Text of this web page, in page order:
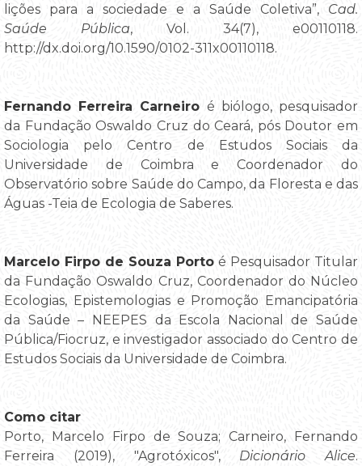
lições para a sociedade e a Saúde Coletiva”, Cad.
Saúde Pública, Vol. 34(7), e00110118.
http://dx.doi.org/10.1590/0102-311x00110118.
Fernando Ferreira Carneiro é biólogo, pesquisador
da Fundação Oswaldo Cruz do Ceará, pós Doutor em
Sociologia pelo Centro de Estudos Sociais da
Universidade de Coimbra e Coordenador do
Observatório sobre Saúde do Campo, da Floresta e das
Águas -Teia de Ecologia de Saberes.
Marcelo Firpo de Souza Porto é Pesquisador Titular
da Fundação Oswaldo Cruz, Coordenador do Núcleo
Ecologias, Epistemologias e Promoção Emancipatória
da Saúde – NEEPES da Escola Nacional de Saúde
Pública/Fiocruz, e investigador associado do Centro de
Estudos Sociais da Universidade de Coimbra.
Como citar
Porto, Marcelo Firpo de Souza; Carneiro, Fernando
Ferreira (2019), "Agrotóxicos", Dicionário Alice.